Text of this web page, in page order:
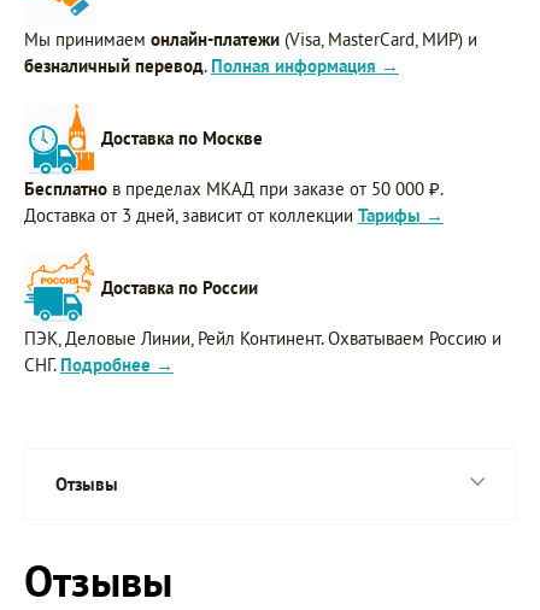
Мы принимаем онлайн-платежи (Visa, MasterCard, МИР) и
безналичный перевод. Полная информация →
Доставка по Москве
Бесплатно в пределах МКАД при заказе от 50 000 ₽.
Доставка от 3 дней, зависит от коллекции Тарифы →
Доставка по России
ПЭК, Деловые Линии, Рейл Континент. Охватываем Россию и
СНГ. Подробнее →
Отзывы
Отзывы